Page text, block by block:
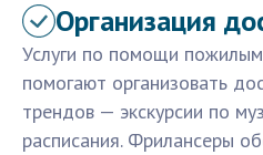
Организация
Услуги по помощи
помогают организовать
трендов — экскурсии по
расписания. Фрилансеры